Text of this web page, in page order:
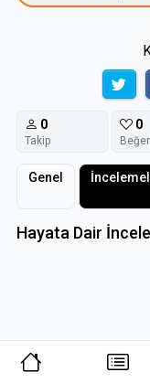
0
Takip
0
Genel
Hayata Dair